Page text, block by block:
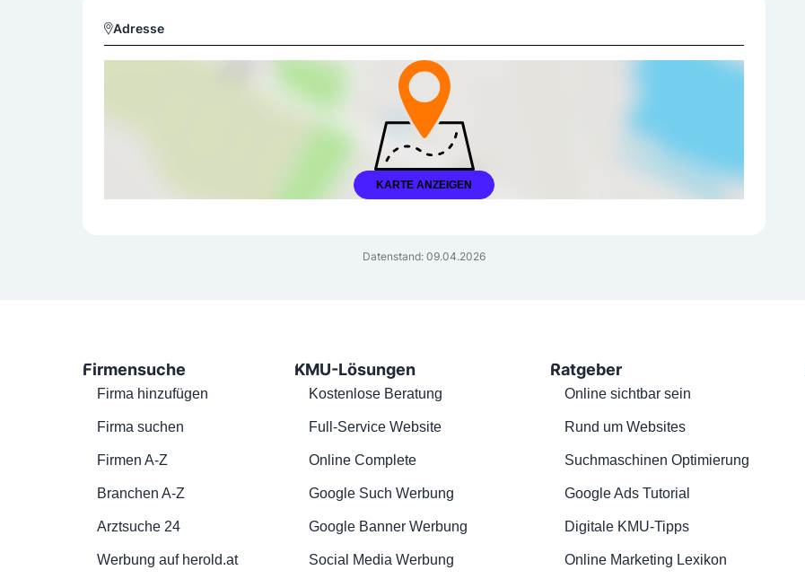
Adresse
KARTE ANZEIGEN
Datenstand: 09.04.2026
Firmensuche
Firma hinzufügen
Firma suchen
Firmen A-Z
Branchen A-Z
Arztsuche 24
Werbung auf herold.at
KMU-Lösungen
Kostenlose Beratung
Full-Service Website
Online Complete
Google Such Werbung
Google Banner Werbung
Social Media Werbung
Ratgeber
Online sichtbar sein
Rund um Websites
Suchmaschinen Optimierung
Google Ads Tutorial
Digitale KMU-Tipps
Online Marketing Lexikon